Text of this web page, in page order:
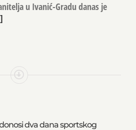
u Ivanić-Gradu danas je
dva dana sportskog